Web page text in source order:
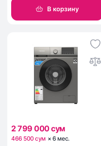
В корзину
2 799 000 сум
466 500 сум ×6 мес.